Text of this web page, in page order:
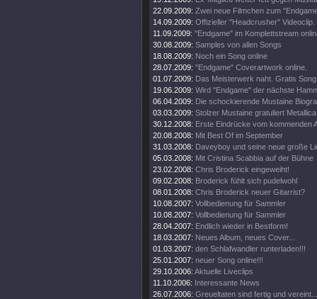
22.09.2009: Zwei neue Filmchen zum
14.09.2009: Offizieller "Headcrusher" Videoclip.
11.09.2009: "Endgame" im Komplettstream
30.08.2009: Samples von allen Songs
18.08.2009: Noch ein Song online
28.07.2009: "Endgame" Coverartwork online.
01.07.2009: Das Meisterwerk naht. Gratis
19.06.2009: Wird "Endgame" der nächste
06.04.2009: Die schockierende Mustaine
03.03.2009: Stolzer Mustaine gratuliert
30.12.2008: Erste Eindrücke vom kommenden
20.08.2008: Mit Best Of im September
31.03.2008: Daveyboy und seine neue große
05.03.2008: Mit Cristina Scabbia auf der Bühne
23.02.2008: Chris Broderick eingeweiht!
09.02.2008: Broderick fühlt sich pudelwohl
08.01.2008: Chris Broderick neuer Gitarrist?
10.08.2007: Vollbedienung für Sammler
10.08.2007: Vollbedienung für Sammler
28.04.2007: Endlich wieder in Bestform!
18.03.2007: Neues Album, neues Cover...
01.03.2007: den Schlafwandler runterladen!!!
25.01.2007: neuer Song online!!!
29.10.2006: Aktuelle Liveclips
11.10.2006: Interessante News
26.07.2006: Greueltaten sind fertig und vereint...